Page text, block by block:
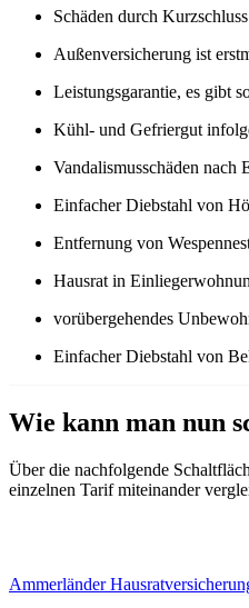
Schäden durch
Außenversicherung ist
Leistungsgarantie, es gibt
Kühl- und Gefriergut
Vandalismusschäden nach
Einfacher Diebstahl von
Entfernung von
Hausrat in
vorübergehendes
Einfacher Diebstahl von
Wie kann man nun
Über die nachfolgende
einzelnen Tarif miteinander
Ammerländer